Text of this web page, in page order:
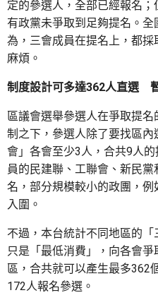
定的參選人，全部已經報名
有政黨未爭取到足夠提名。
為，三會成員在提名上，都
麻煩。
制度設計可多達362人直選
區議會選舉參選人在爭取提
制之下，參選人除了要找區
會」各會至少3人，合共9人
員的民建聯、工聯會、新民
名，部分規模較小的政團，
入圍。
不過，本台統計不同地區的
只是「最低消費」，向各會
區，合共就可以產生最多362
172人報名參選。